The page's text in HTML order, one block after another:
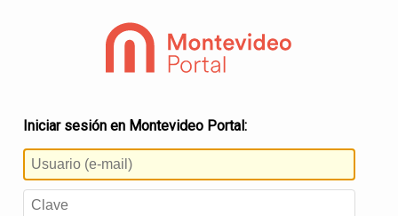
Iniciar sesión en Montevideo Portal: